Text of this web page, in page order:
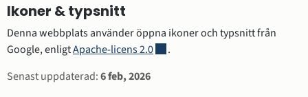
Ikoner & typsnitt
Denna webbplats använder öppna ikoner och typsnitt från
Google, enligt Apache-licens 2.0Länk till annan webbplats.
.
Sidinformation
Senast uppdaterad:6 feb, 2026